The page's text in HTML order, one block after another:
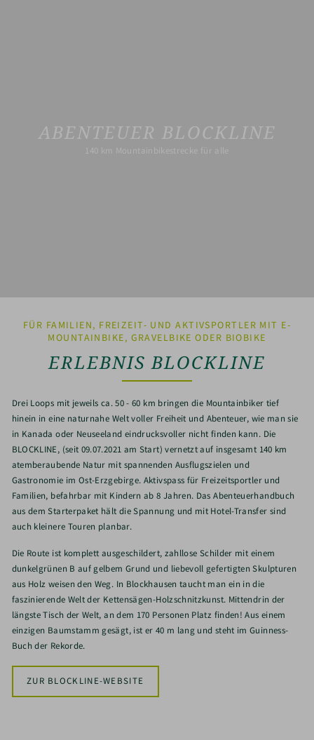
ABENTEUER BLOCKLINE
140 km Mountainbikestrecke für alle
FÜR FAMILIEN, FREIZEIT- UND AKTIVSPORTLER MIT E-
MOUNTAINBIKE, GRAVELBIKE ODER BIOBIKE
ERLEBNIS BLOCKLINE
Drei Loops mit jeweils ca. 50 - 60 km bringen die Mountainbiker tief
hinein in eine naturnahe Welt voller Freiheit und Abenteuer, wie man sie
in Kanada oder Neuseeland eindrucksvoller nicht finden kann. Die
BLOCKLINE, (seit 09.07.2021 am Start) vernetzt auf insgesamt 140 km
atemberaubende Natur mit spannenden Ausflugszielen und
Gastronomie im Ost-Erzgebirge. Aktivspass für Freizeitsportler und
Familien, befahrbar mit Kindern ab 8 Jahren. Das Abenteuerhandbuch
aus dem Starterpaket hält die Spannung und mit Hotel-Transfer sind
auch kleinere Touren planbar.
Die Route ist komplett ausgeschildert, zahllose Schilder mit einem
dunkelgrünen B auf gelbem Grund und liebevoll gefertigten Skulpturen
aus Holz weisen den Weg. In Blockhausen taucht man ein in die
faszinierende Welt der Kettensägen-Holzschnitzkunst. Mittendrin der
längste Tisch der Welt, an dem 170 Personen Platz finden! Aus einem
einzigen Baumstamm gesägt, ist er 40 m lang und steht im Guinness-
Buch der Rekorde.
ZUR BLOCKLINE-WEBSITE